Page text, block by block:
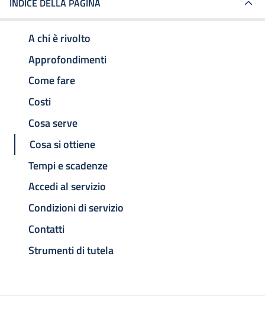
INDICE DELLA PAGINA
A chi è rivolto
Approfondimenti
Come fare
Costi
Cosa serve
Cosa si ottiene
Tempi e scadenze
Accedi al servizio
Condizioni di servizio
Contatti
Strumenti di tutela